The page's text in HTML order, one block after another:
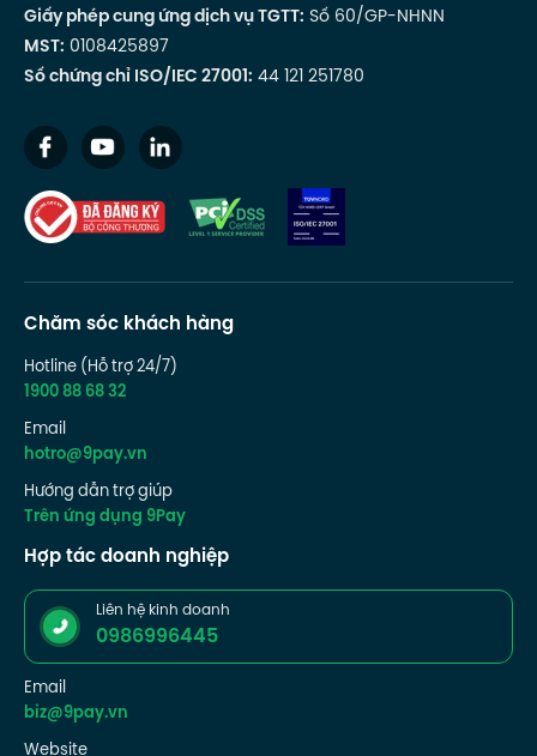
Giấy phép cung ứng dịch vụ TGTT: Số 60/GP-NHNN
MST: 0108425897
Số chứng chỉ ISO/IEC 27001: 44 121 251780
Chăm sóc khách hàng
Hotline (Hỗ trợ 24/7)
1900 88 68 32
Email
hotro@9pay.vn
Hướng dẫn trợ giúp
Trên ứng dụng 9Pay
Hợp tác doanh nghiệp
Liên hệ kinh doanh
0986996445
Email
biz@9pay.vn